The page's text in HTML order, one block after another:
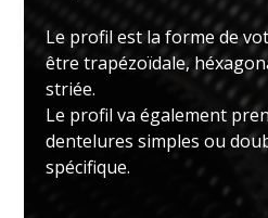
Le profil est la forme de
être trapézoïdale,
striée.
Le profil va également
dentelures simples ou
spécifique.